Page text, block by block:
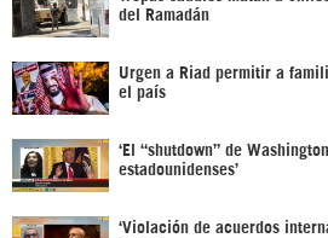
del Ramadán
Urgen a Riad permitir a
el país
‘El “shutdown” de
estadounidenses’
‘Violación de acuerdos